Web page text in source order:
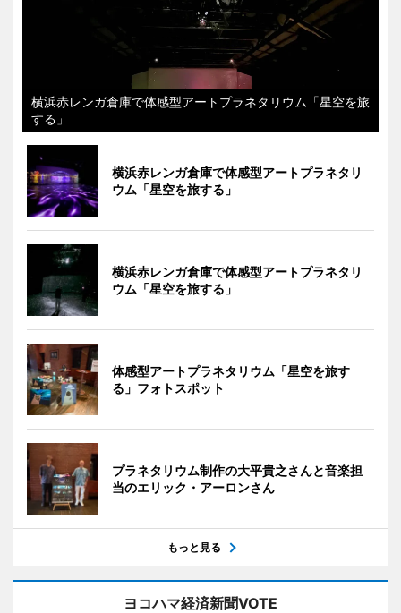
横浜赤レンガ倉庫で体感型アートプラネタリウム「星空を旅
する」
横浜赤レンガ倉庫で体感型アートプラネタリ
ウム「星空を旅する」
横浜赤レンガ倉庫で体感型アートプラネタリ
ウム「星空を旅する」
体感型アートプラネタリウム「星空を旅す
る」フォトスポット
プラネタリウム制作の大平貴之さんと音楽担
当のエリック・アーロンさん
もっと見る
ヨコハマ経済新聞VOTE